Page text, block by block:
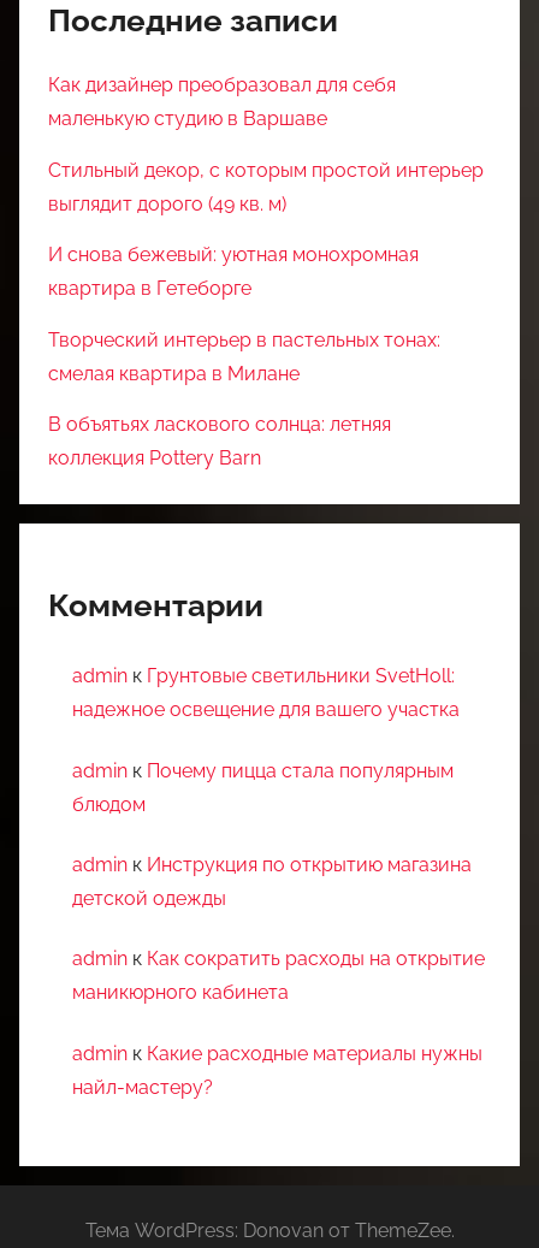
Последние записи
Как дизайнер преобразовал для себя
маленькую студию в Варшаве
Стильный декор, с которым простой интерьер
выглядит дорого (49 кв. м)
И снова бежевый: уютная монохромная
квартира в Гетеборге
Творческий интерьер в пастельных тонах:
смелая квартира в Милане
В объятьях ласкового солнца: летняя
коллекция Pottery Barn
Комментарии
admin к Грунтовые светильники SvetHoll:
надежное освещение для вашего участка
admin к Почему пицца стала популярным
блюдом
admin к Инструкция по открытию магазина
детской одежды
admin к Как сократить расходы на открытие
маникюрного кабинета
admin к Какие расходные материалы нужны
найл-мастеру?
Тема WordPress: Donovan от ThemeZee.